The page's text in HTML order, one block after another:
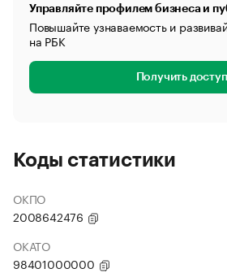
Управляйте профилем бизнеса и
Повышайте узнаваемость и
на РБК
Получить доступ
Коды статистики
ОКПО
2008642476
ОКАТО
98401000000